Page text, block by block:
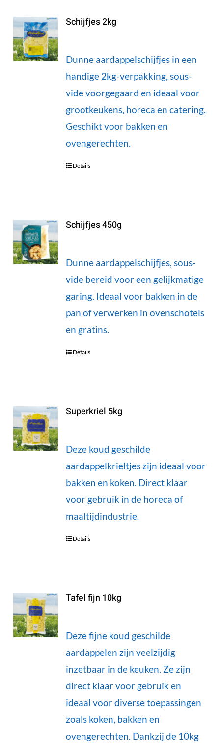
Schijfjes 2kg
Dunne aardappelschijfjes in een
handige 2kg-verpakking, sous-
vide voorgegaard en ideaal voor
grootkeukens, horeca en catering.
Geschikt voor bakken en
ovengerechten.
Details
Schijfjes 450g
Dunne aardappelschijfjes, sous-
vide bereid voor een gelijkmatige
garing. Ideaal voor bakken in de
pan of verwerken in ovenschotels
en gratins.
Details
Superkriel 5kg
Deze koud geschilde
aardappelkrieltjes zijn ideaal voor
bakken en koken. Direct klaar
voor gebruik in de horeca of
maaltijdindustrie.
Details
Tafel fijn 10kg
Deze fijne koud geschilde
aardappelen zijn veelzijdig
inzetbaar in de keuken. Ze zijn
direct klaar voor gebruik en
ideaal voor diverse toepassingen
zoals koken, bakken en
ovengerechten. Dankzij de 10kg